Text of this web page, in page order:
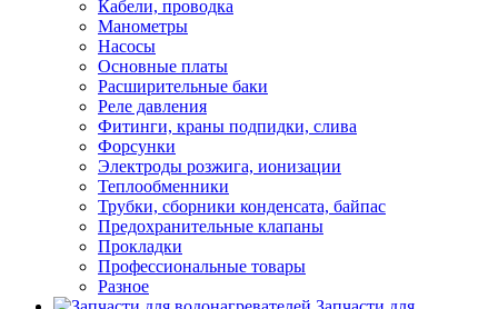
Кабели, проводка
Манометры
Насосы
Основные платы
Расширительные баки
Реле давления
Фитинги, краны подпидки, слива
Форсунки
Электроды розжига, ионизации
Теплообменники
Трубки, сборники конденсата, байпас
Предохранительные клапаны
Прокладки
Профессиональные товары
Разное